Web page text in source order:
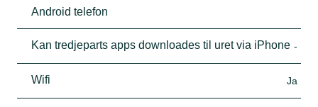
Android telefon
Kan tredjeparts apps downloades til uret via iPhone -
Wifi Ja